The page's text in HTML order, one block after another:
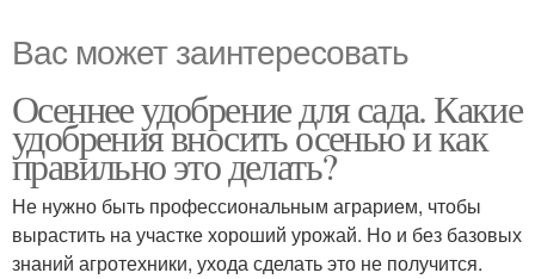
Вас может заинтересовать
Осеннее удобрение для сада. Какие
удобрения вносить осенью и как
правильно это делать?
Не нужно быть профессиональным аграрием, чтобы
вырастить на участке хороший урожай. Но и без базовых
знаний агротехники, ухода сделать это не получится.